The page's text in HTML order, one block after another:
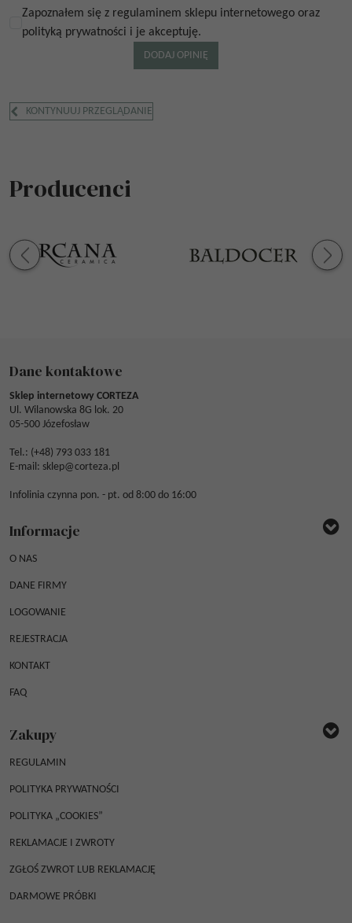
Zapoznałem się z regulaminem sklepu internetowego oraz
polityką prywatności i je akceptuję.
KONTYNUUJ PRZEGLĄDANIE
Producenci
Dane kontaktowe
Sklep internetowy CORTEZA
Ul. Wilanowska 8G lok. 20
05-500 Józefosław
Tel.: (+48) 793 033 181
E-mail: sklep@corteza.pl
Infolinia czynna pon. - pt. od 8:00 do 16:00
Informacje
O NAS
DANE FIRMY
LOGOWANIE
REJESTRACJA
KONTAKT
FAQ
Zakupy
REGULAMIN
POLITYKA PRYWATNOŚCI
POLITYKA „COOKIES”
REKLAMACJE I ZWROTY
ZGŁOŚ ZWROT LUB REKLAMACJĘ
DARMOWE PRÓBKI